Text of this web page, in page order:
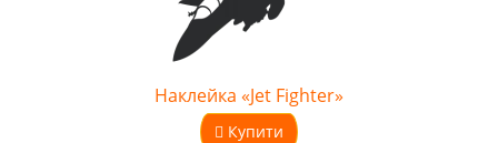
Наклейка «Jet Fighter»
Купити